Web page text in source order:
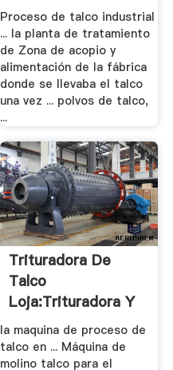
Proceso de talco industrial
... la planta de tratamiento
de Zona de acopio y
alimentación de la fábrica
donde se llevaba el talco
una vez ... polvos de talco,
...
Trituradora De
Talco
Loja:Trituradora Y
Molino
la maquina de proceso de
talco en ... Máquina de
molino talco para el